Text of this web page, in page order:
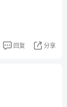
回复 分享